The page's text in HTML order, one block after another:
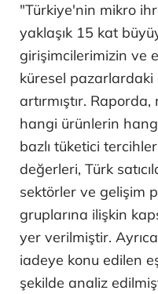
"Türkiye'nin mikro
yaklaşık 15 kat
girişimcilerimizin ve
küresel
artırmıştır.
hangi ürünlerin
bazlı tüketici
değerleri, Türk
sektörler ve gelişim
gruplarına ilişkin
yer verilmiştir.
iadeye konu edilen
şekilde analiz